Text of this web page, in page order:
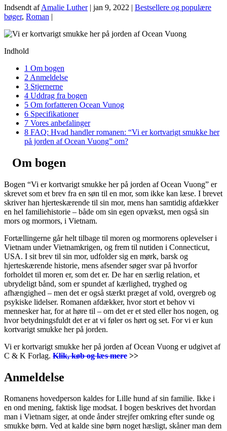
Indsendt afAmalie Luther| jan 9, 2022 | Bestsellere og populære
bøger, Roman |
Indhold
1 Om bogen
2 Anmeldelse
3 Stjernerne
4 Uddrag fra bogen
5 Om forfatteren Ocean Vunog
6 Specifikationer
7 Vores anbefalinger
8 FAQ: Hvad handler romanen: “Vi er kortvarigt smukke her
på jorden af Ocean Vuong” om?
Om bogen
Bogen “Vi er kortvarigt smukke her på jorden af Ocean Vuong” er
skrevet som et brev fra en søn til en mor, som ikke kan læse. I brevet
skriver han hjerteskærende til sin mor, mens han samtidig afdækker
en hel familiehistorie – både om sin egen opvækst, men også sin
mors og mormors, i Vietnam.
Fortællingerne går helt tilbage til moren og mormorens oplevelser i
Vietnam under Vietnamkrigen, og frem til nutiden i Connecticut,
USA. I sit brev til sin mor, udfolder sig en mørk, barsk og
hjerteskærende historie, mens afsender søger svar på hvorfor
forholdet til moren er, som det er. De har en særlig relation, et
ubrydeligt bånd, som er spundet af kærlighed, tryghed og
afhængighed – men det er også stærkt præget af vold, overgreb og
psykiske lidelser. Romanen afdækker, hvor stort et behov vi
mennesker har, for at høre til – om det er et sted eller hos nogen, og
hvor betydningsfuldt det er at vi føler os hørt og set. For vi er kun
kortvarigt smukke her på jorden.
Vi er kortvarigt smukke her på jorden af Ocean Vuong er udgivet af
C & K Forlag. Klik, køb og læs mere >>
Anmeldelse
Romanens hovedperson kaldes for Lille hund af sin familie. Ikke i
en ond mening, faktisk lige modsat. I bogen beskrives det hvordan
man i Vietnam siger, at onde ånder strejfer omkring efter sunde og
smukke børn. Ved at kalde sine børn noget hæsligt, skåner man dem